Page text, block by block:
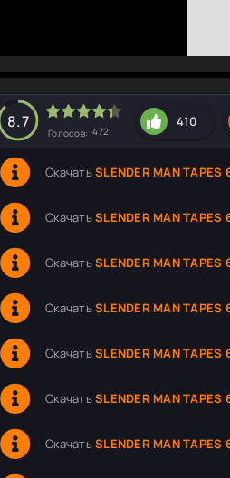
8.7
Голосов: 472
410
СкачатьSLENDER MAN TAPES
СкачатьSLENDER MAN TAPES
СкачатьSLENDER MAN TAPES
СкачатьSLENDER MAN TAPES
СкачатьSLENDER MAN TAPES
СкачатьSLENDER MAN TAPES
СкачатьSLENDER MAN TAPES